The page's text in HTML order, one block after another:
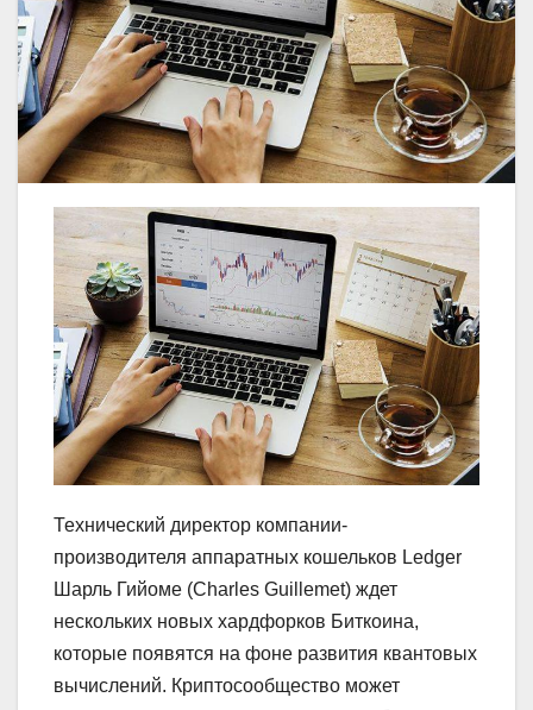
Технический директор компании-
производителя аппаратных кошельков Ledger
Шарль Гийоме (Charles Guillemet) ждет
нескольких новых хардфорков Биткоина,
которые появятся на фоне развития квантовых
вычислений. Криптосообщество может